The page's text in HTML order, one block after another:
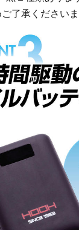
了承くださいま